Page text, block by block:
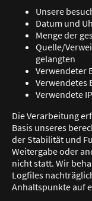
Unsere
Datum und
Menge der
Quelle/
gelangten
Verwendeter
Verwendetes
Verwendete
Die Verarbeitung
Basis unseres
der Stabilität und
Weitergabe oder
nicht statt. Wir
Logfiles
Anhaltspunkte auf